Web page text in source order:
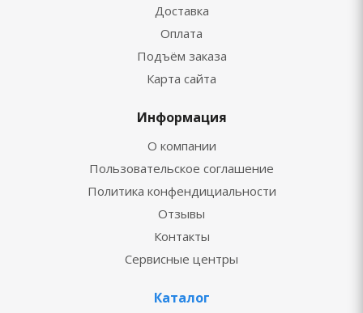
Доставка
Оплата
Подъём заказа
Карта сайта
Информация
О компании
Пользовательское соглашение
Политика конфендициальности
Отзывы
Контакты
Сервисные центры
Каталог